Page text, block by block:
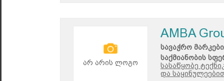
არ არის ლოგო
AMBA
სავაჭრო
საქმიანობის
სასაწყობე
და